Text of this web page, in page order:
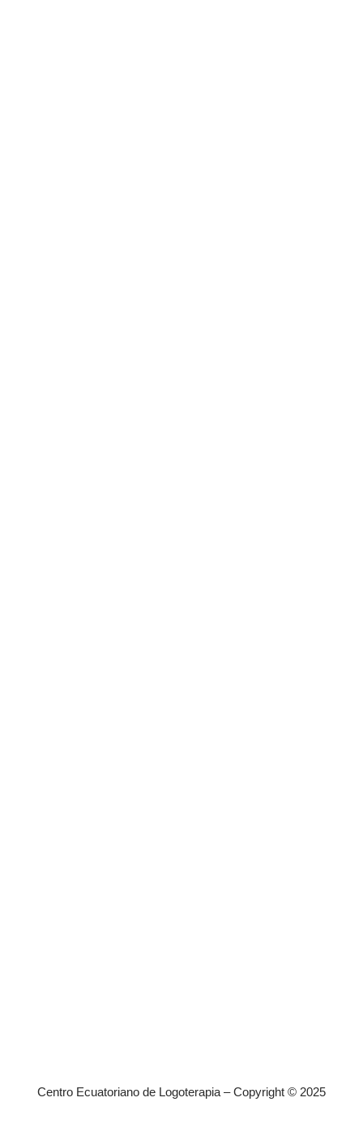
Centro Ecuatoriano de Logoterapia – Copyright © 2025